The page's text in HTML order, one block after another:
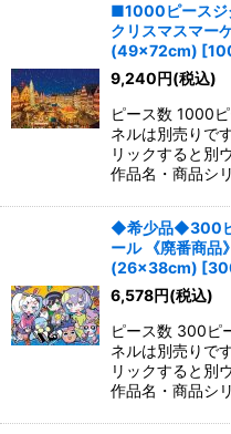
■1000ピースジ
クリスマスマー
(49×72cm) [
9,240円(税込)
ピース数 1000
ネルは別売りで
リックすると別
作品名・商品シ
◆希少品◆300ピ
ール 《廃番商
(26×38cm) [
6,578円(税込)
ピース数 300ピ
ネルは別売りで
リックすると別
作品名・商品シ